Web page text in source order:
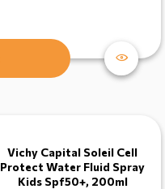
Vichy Capital Soleil Cell
Protect Water Fluid Spray
Kids Spf50+, 200ml